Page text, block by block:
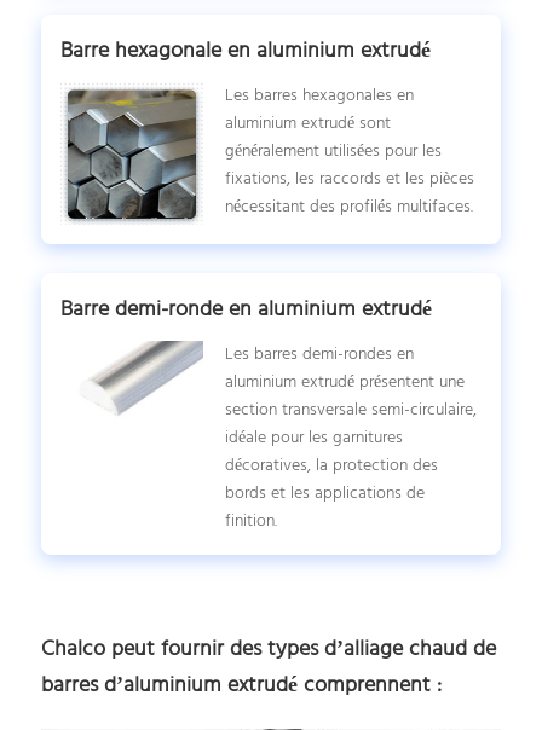
Barre hexagonale en aluminium extrudé
Les barres hexagonales en
aluminium extrudé sont
généralement utilisées pour les
fixations, les raccords et les pièces
nécessitant des profilés multifaces.
Barre demi-ronde en aluminium extrudé
Les barres demi-rondes en
aluminium extrudé présentent une
section transversale semi-circulaire,
idéale pour les garnitures
décoratives, la protection des
bords et les applications de
finition.
Chalco peut fournir des types d’alliage chaud de
barres d’aluminium extrudé comprennent :